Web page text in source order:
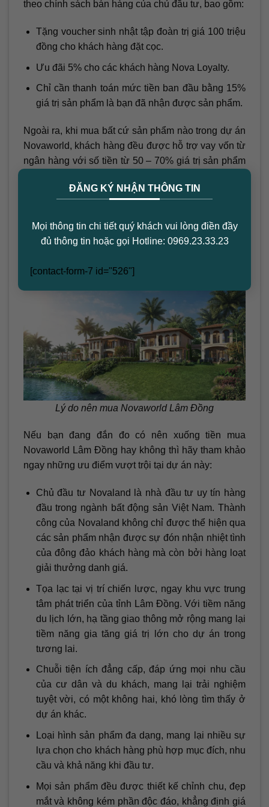
ĐĂNG KÝ NHẬN THÔNG TIN
Mọi thông tin chi tiết quý khách vui lòng điền đầy
đủ thông tin hoặc gọi Hotline: 0969.23.33.23
[contact-form-7 id="526"]
theo chính sách bán hàng của chủ đầu tư, bao gồm:
Tặng voucher sinh nhật tập đoàn trị giá 100 triệu
đồng cho khách hàng đặt cọc.
Ưu đãi 5% cho các khách hàng Nova Loyalty.
Chỉ cần thanh toán mức tiền ban đầu bằng 15%
giá trị sản phẩm là bạn đã nhận được sản phẩm.
Ngoài ra, khi mua bất cứ sản phẩm nào trong dự án
Novaworld, khách hàng đều được hỗ trợ vay vốn từ
ngân hàng với số tiền từ 50 – 70% giá trị sản phẩm
đến khi nhận nhà. Chưa kể, khách hàng còn nhận
trước hạn khi vay.
5 Lý Do Khiến Bạn Nên Mua Novaworld
Lý do nên mua Novaworld Lâm Đồng
Nếu bạn đang đắn đo có nên xuống tiền mua
Novaworld Lâm Đồng hay không thì hãy tham khảo
ngay những ưu điểm vượt trội tại dự án này:
Chủ đầu tư Novaland là nhà đầu tư uy tín hàng
đầu trong ngành bất động sản Việt Nam. Thành
công của Novaland không chỉ được thể hiện qua
các sản phẩm nhận được sự đón nhận nhiệt tình
của đông đảo khách hàng mà còn bởi hàng loạt
giải thưởng danh giá.
Tọa lạc tại vị trí chiến lược, ngay khu vực trung
tâm phát triển của tỉnh Lâm Đồng. Với tiềm năng
du lịch lớn, hạ tầng giao thông mở rộng mang lại
tiềm năng gia tăng giá trị lớn cho dự án trong
tương lai.
Chuỗi tiện ích đẳng cấp, đáp ứng mọi nhu cầu
của cư dân và du khách, mang lại trải nghiệm
tuyệt vời, có một không hai, khó lòng tìm thấy ở
dự án khác.
Loại hình sản phẩm đa dạng, mang lại nhiều sự
lựa chọn cho khách hàng phù hợp mục đích, nhu
cầu và khả năng khi đầu tư.
Mọi sản phẩm đều được thiết kế chỉnh chu, đẹp
mắt và không kém phần độc đáo, khẳng định giá